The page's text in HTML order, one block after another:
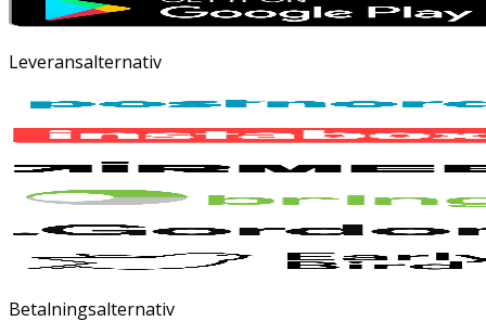
Leveransalternativ
Betalningsalternativ